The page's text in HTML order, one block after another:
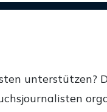
unterstützen?